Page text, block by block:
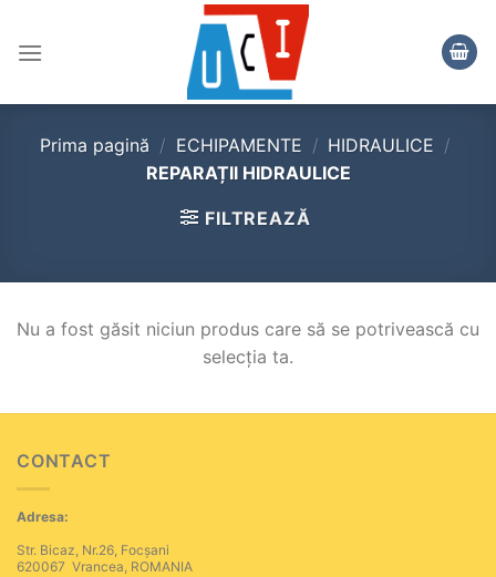
content
Prima pagină / ECHIPAMENTE / HIDRAULICE /
REPARAȚII HIDRAULICE
FILTREAZĂ
Nu a fost găsit niciun produs care să se potrivească cu
selecția ta.
CONTACT
Adresa:
Str. Bicaz, Nr.26, Focșani
620067 Vrancea, ROMANIA